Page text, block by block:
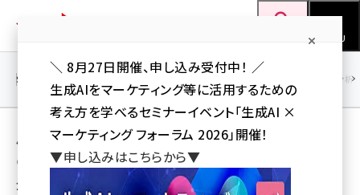
ン
MENU
seo (3536)
SEO アクセス解析／データ分析
用語「ウェブサイト運営」 が使われている記事
の一覧
全 14 記事中 1 ～ 14 を表示中
＼ 8月27日開催、申し込み受付中！ ／
生成AIをマーケティング等に活用するための
考え方を学べるセミナーイベント「生成AI ×
マーケティング フォーラム 2026」開催！
▼申し込みはこちらから▼